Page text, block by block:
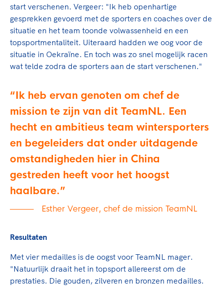
Lees verder
start verschenen. Vergeer: "Ik heb openhartige
gesprekken gevoerd met de sporters en coaches over de
situatie en het team toonde volwassenheid en een
topsportmentaliteit. Uiteraard hadden we oog voor de
situatie in Oekraïne. En toch was zo snel mogelijk racen
wat telde zodra de sporters aan de start verschenen."
Ik heb ervan genoten om chef de
mission te zijn van dit TeamNL. Een
hecht en ambitieus team wintersporters
en begeleiders dat onder uitdagende
omstandigheden hier in China
gestreden heeft voor het hoogst
haalbare.
Esther Vergeer, chef de mission TeamNL
Resultaten
Met vier medailles is de oogst voor TeamNL mager.
"Natuurlijk draait het in topsport allereerst om de
prestaties. Die gouden, zilveren en bronzen medailles.